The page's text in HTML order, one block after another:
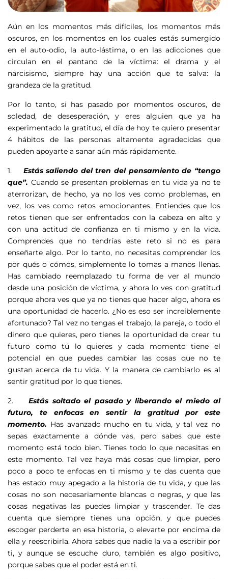
Aún en los momentos más difíciles, los momentos más
oscuros, en los momentos en los cuales estás sumergido
en el auto-odio, la auto-lástima, o en las adicciones que
circulan en el pantano de la víctima: el drama y el
narcisismo, siempre hay una acción que te salva: la
grandeza de la gratitud.
Por lo tanto, si has pasado por momentos oscuros, de
soledad, de desesperación, y eres alguien que ya ha
experimentado la gratitud, el día de hoy te quiero presentar
4 hábitos de las personas altamente agradecidas que
pueden apoyarte a sanar aún más rápidamente.
1. Estás saliendo del tren del pensamiento de “tengo
que”. Cuando se presentan problemas en tu vida ya no te
aterrorizan, de hecho, ya no los ves como problemas, en
vez, los ves como retos emocionantes. Entiendes que los
retos tienen que ser enfrentados con la cabeza en alto y
con una actitud de confianza en ti mismo y en la vida.
Comprendes que no tendrías este reto si no es para
enseñarte algo. Por lo tanto, no necesitas comprender los
por qués o cómos, simplemente lo tomas a manos llenas.
Has cambiado reemplazado tu forma de ver al mundo
desde una posición de víctima, y ahora lo ves con gratitud
porque ahora ves que ya no tienes que hacer algo, ahora es
una oportunidad de hacerlo. ¿No es eso ser increíblemente
afortunado? Tal vez no tengas el trabajo, la pareja, o todo el
dinero que quieres, pero tienes la oportunidad de crear tu
futuro como tú lo quieres y cada momento tiene el
potencial en que puedes cambiar las cosas que no te
gustan acerca de tu vida. Y la manera de cambiarlo es al
sentir gratitud por lo que tienes.
2. Estás soltado el pasado y liberando el miedo al
futuro, te enfocas en sentir la gratitud por este
momento. Has avanzado mucho en tu vida, y tal vez no
sepas exactamente a dónde vas, pero sabes que este
momento está todo bien. Tienes todo lo que necesitas en
este momento. Tal vez haya más cosas que limpiar, pero
poco a poco te enfocas en ti mismo y te das cuenta que
has estado muy apegado a la historia de tu vida, y que las
cosas no son necesariamente blancas o negras, y que las
cosas negativas las puedes limpiar y trascender. Te das
cuenta que siempre tienes una opción, y que puedes
escoger perderte en esa historia, o elevarte por encima de
ella y reescribirla. Ahora sabes que nadie la va a escribir por
ti, y aunque se escuche duro, también es algo positivo,
porque sabes que el poder está en ti.